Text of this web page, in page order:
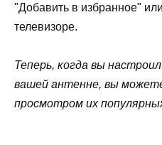
"Добавить в избранное"
телевизоре.
Теперь, когда вы
вашей антенне, вы
просмотром их